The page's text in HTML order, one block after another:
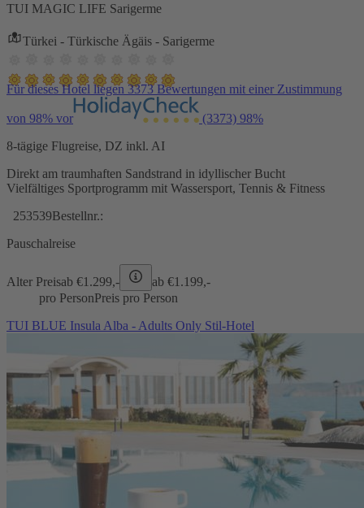
TUI MAGIC LIFE Sarigerme
Türkei - Türkische Ägäis - Sarigerme
Für dieses Hotel liegen 3373 Bewertungen mit einer Zustimmung
von 98% vor (3373) 98%
8-tägige Flugreise, DZ inkl. AI
Direkt am traumhaften Sandstrand in idyllischer Bucht
Vielfältiges Sportprogramm mit Wassersport, Tennis & Fitness
253539Bestellnr.:
Pauschalreise
Alter Preisab €1.299,- ab €1.199,-
pro PersonPreis pro Person
TUI BLUE Insula Alba - Adults Only Stil-Hotel